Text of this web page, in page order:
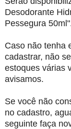
Desodorante
Pessegura
Caso não tenha
cadastrar, não
estoques várias
avisamos.
Se você não
no cadastro,
seguinte faça